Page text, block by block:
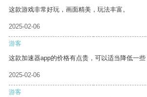
这款游戏非常好玩，画面精美，玩法丰富。
2025-02-06
游客
这款加速器app的价格有点贵，可以适当降低一些
2025-02-06
游客